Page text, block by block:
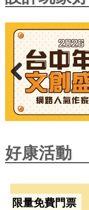
好康活動
限量免費門票